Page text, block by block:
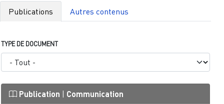
Publications Autres contenus
TYPE DE DOCUMENT
Publication | Communication